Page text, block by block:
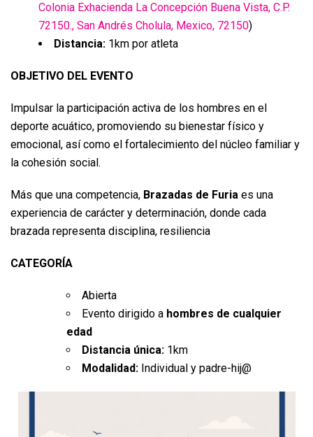
Colonia Exhacienda La Concepción Buena Vista, C.P.
72150., San Andrés Cholula, Mexico, 72150)
Distancia: 1km por atleta
OBJETIVO DEL EVENTO
Impulsar la participación activa de los hombres en el
deporte acuático, promoviendo su bienestar físico y
emocional, así como el fortalecimiento del núcleo familiar y
la cohesión social.
Más que una competencia, Brazadas de Furia es una
experiencia de carácter y determinación, donde cada
brazada representa disciplina, resiliencia
CATEGORÍA
Abierta
Evento dirigido a hombres de cualquier
edad
Distancia única: 1km
Modalidad: Individual y padre-hij@